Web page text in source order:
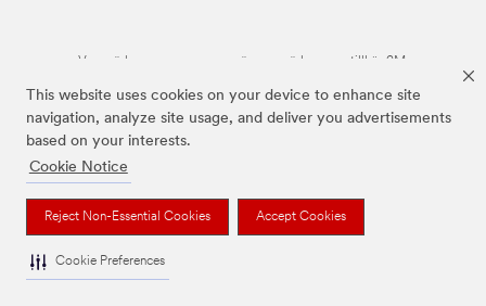
This website uses cookies on your device to enhance site
navigation, analyze site usage, and deliver you advertisements
based on your interests.
Cookie Notice
Reject Non-Essential Cookies Accept Cookies
Cookie Preferences
Varumärken som anges ovan är varumärken som tillhör 3M.